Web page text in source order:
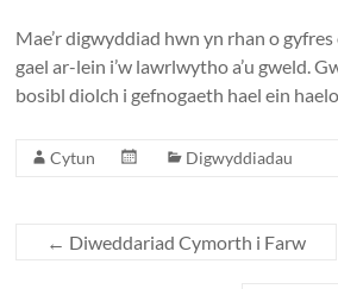
Mae’r digwyddiad hwn yn rhan o
gael ar-lein i’w lawrlwytho a’u gweld.
bosibl diolch i gefnogaeth hael ein
Cytun Digwyddiadau
← Diweddariad Cymorth i Farw